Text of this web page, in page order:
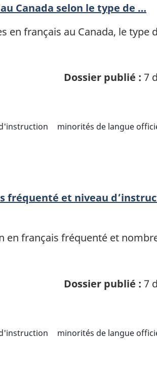
Canada selon le type de …
en français au Canada, le
Dossier publié : 7
minorités de langue
fréquenté et niveau
en français fréquenté et
Dossier publié : 7
minorités de langue